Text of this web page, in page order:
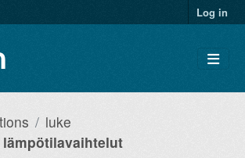
Log in
luke